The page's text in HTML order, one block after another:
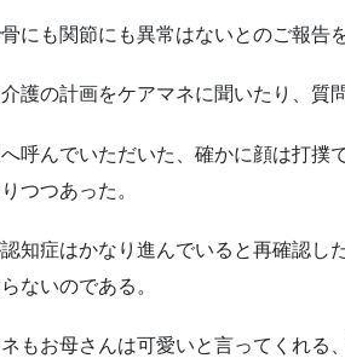
にも関節にも異常はないとのご報告
護の計画をケアマネに聞いたり、質
呼んでいただいた、確かに顔は打撲
つつあった。
知症はかなり進んでいると再確認し
ないのである。
もお母さんは可愛いと言ってくれる